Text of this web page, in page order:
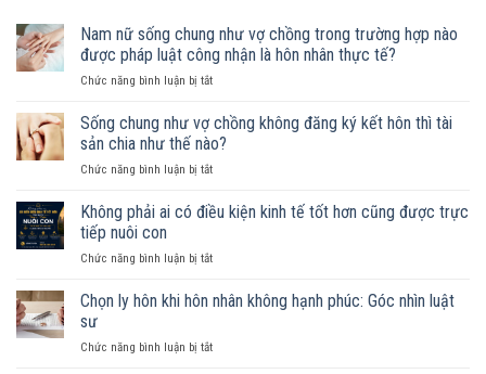
Nam nữ sống chung như vợ chồng trong trường hợp nào
được pháp luật công nhận là hôn nhân thực tế?
Chức năng bình luận bị tắtở
nữ
sống
chung
như
chồng
hợp
được
công
Sống chung như vợ chồng không đăng ký kết hôn thì tài
sản chia như thế nào?
Chức năng bình luận bị tắtở
chung
chồng
đăng
hôn
Không phải ai có điều kiện kinh tế tốt hơn cũng được trực
tiếp nuôi con
Chức năng bình luận bị tắtở
phải
điều
Chọn ly hôn khi hôn nhân không hạnh phúc: Góc nhìn luật
sư
Chức năng bình luận bị tắtở